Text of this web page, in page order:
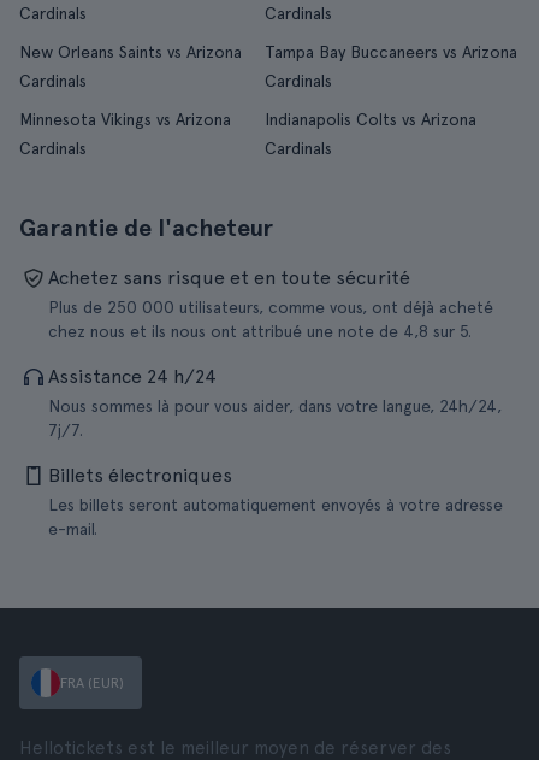
Cardinals
Cardinals
New Orleans Saints vs Arizona
Cardinals
Tampa Bay Buccaneers vs Arizona
Cardinals
Minnesota Vikings vs Arizona
Cardinals
Indianapolis Colts vs Arizona
Cardinals
Garantie de l'acheteur
Achetez sans risque et en toute sécurité
Plus de 250 000 utilisateurs, comme vous, ont déjà acheté
chez nous et ils nous ont attribué une note de 4,8 sur 5.
Assistance 24 h/24
Nous sommes là pour vous aider, dans votre langue, 24h/24,
7j/7.
Billets électroniques
Les billets seront automatiquement envoyés à votre adresse
e-mail.
FRA (EUR)
Hellotickets est le meilleur moyen de réserver des